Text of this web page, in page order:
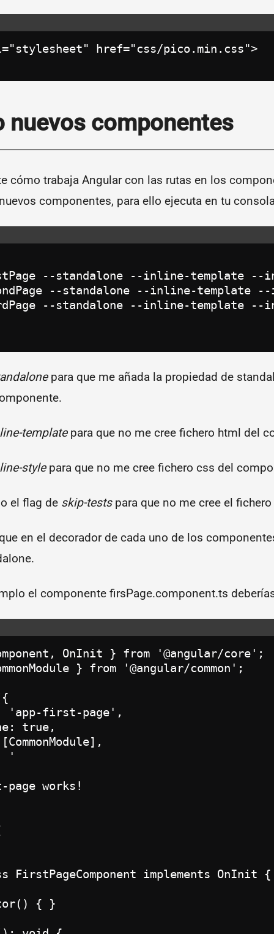
href="css/pico.min.css">
nuevos componentes
cómo trabaja Angular con las rutas en los
componentes, para ello ejecuta en tu
--standalone --inline-template
--standalone --inline-
--standalone --inline-template
para que me añada la propiedad de
templatepara que no me cree fichero html del
stylepara que no me cree fichero css del
el flag de skip-testspara que no me cree el
en el decorador de cada uno de los
el componente firsPage.component.ts
OnInit } from '@angular/core';
} from '@angular/common';
'app-first-page',
true,
'
page works!
FirstPageComponent implements OnInit {
{ }